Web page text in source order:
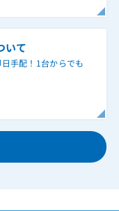
いて
手配！1台からでも